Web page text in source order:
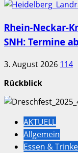
Rhein-Neckar-
SNH: Termine
3. August 2026 114
Rückblick
AKTUELL
Allgemein
Essen &